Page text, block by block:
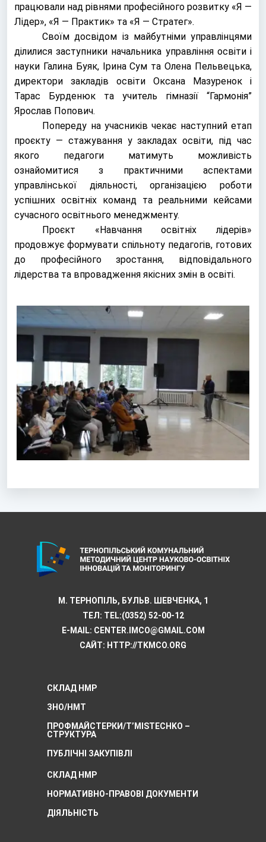
працювали над рівнями професійного розвитку «Я —
Лідер», «Я — Практик» та «Я — Стратег».
Своїм досвідом із майбутніми управлінцями
ділилися заступники начальника управління освіти і
науки Галина Буяк, Ірина Сум таОлена Пельвецька,
директори закладів освіти Оксана Мазуренок і
Тарас Бурденюк та учитель гімназії “Гармонія”
Ярослав Попович.
Попереду на учасників чекає наступний етап
проєкту — стажування у закладах освіти, під час
якого педагоги матимуть можливість
ознайомитися з практичними аспектами
управлінської діяльності, організацією роботи
успішних освітніх команд та реальними кейсами
сучасного освітнього менеджменту.
Проєкт «Навчання освітніх лідерів»
продовжує формувати спільноту педагогів, готових
до професійного зростання, відповідального
лідерства та впровадження якісних змін в освіті.
М. ТЕРНОПІЛЬ, БУЛЬВ. ШЕВЧЕНКА, 1
ТЕЛ: TEL:(0352) 52-00-12
E-MAIL: CENTER.IMCO@GMAIL.COM
САЙТ: HTTP://TKMCО.ORG
СКЛАД НМР
НОРМАТИВНО-ПРАВОВІ ДОКУМЕНТИ
ДІЯЛЬНІСТЬ
СКЛАД НМР
ЗНО/НМТ
ПРОФМАЙСТЕРКИ/T’MISTECHKO –
CТРУКТУРА
ПУБЛІЧНІ ЗАКУПІВЛІ